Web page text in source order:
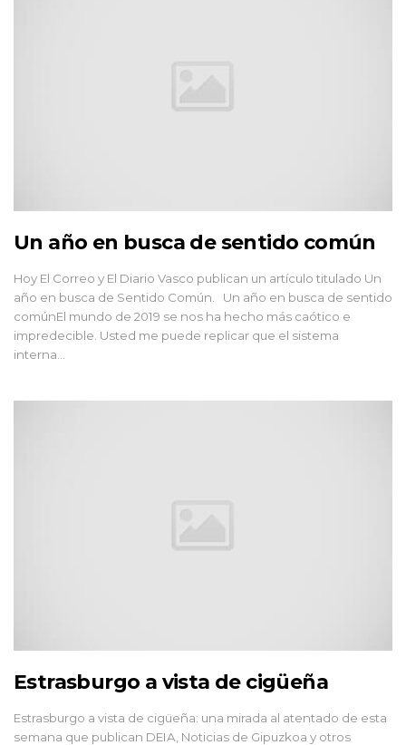
Un año en busca de sentido común
Hoy El Correo y El Diario Vasco publican un artículo titulado Un
año en busca de Sentido Común. Un año en busca de sentido
comúnEl mundo de 2019 se nos ha hecho más caótico e
impredecible. Usted me puede replicar que el sistema
interna...
Estrasburgo a vista de cigüeña
Estrasburgo a vista de cigüeña: una mirada al atentado de esta
semana que publican DEIA, Noticias de Gipuzkoa y otros